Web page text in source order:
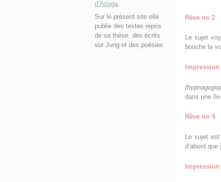
d’Ariaga.
Sur le présent site elle
publie des textes repris
de sa thèse, des écrits
sur Jung et des poésies.
Rêve no 2
Le sujet
bouche la
dans une
Rêve no 4
Le sujet
d’abord